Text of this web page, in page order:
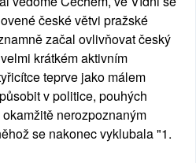
české větvi pražské
začal ovlivňovat český
krátkém aktivním
teprve jako málem
v politice, pouhých
nerozpoznaným
se nakonec vyklubala "1.